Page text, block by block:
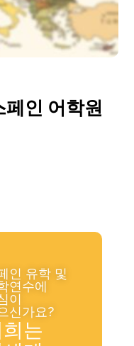
인 어학원
인 유학 및
연수에
이
신가요?
는